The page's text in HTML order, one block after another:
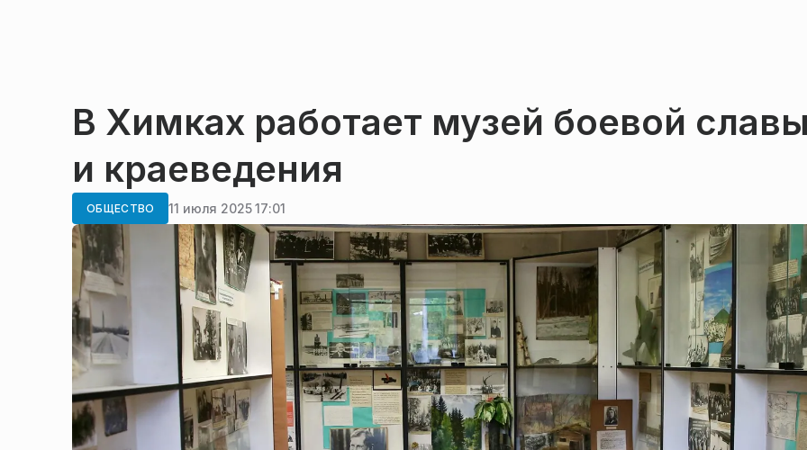
В Химках работает музей боевой
и краеведения
ОБЩЕСТВО 11 июля 2025 17:01